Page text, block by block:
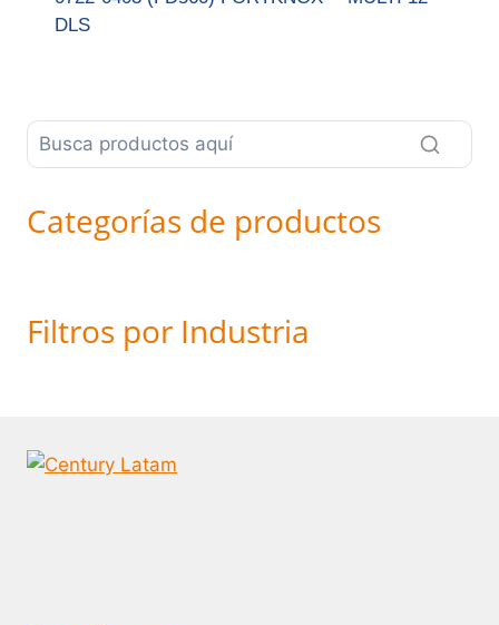
DLS
Categorías de productos
Filtros por Industria